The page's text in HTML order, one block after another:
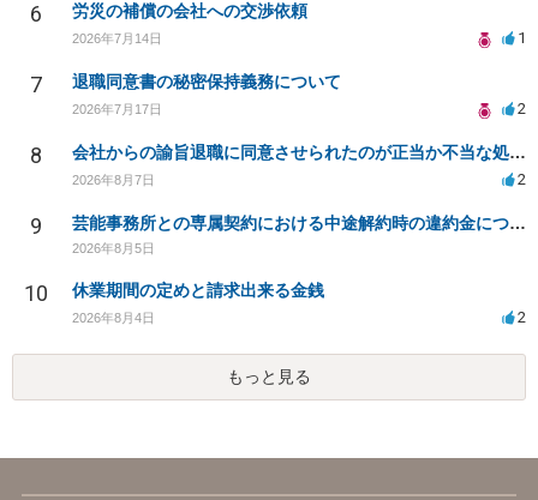
6 労災の補償の会社への交渉依頼
2026年7月14日 1
7 退職同意書の秘密保持義務について
2026年7月17日 2
8 会社からの諭旨退職に同意させられたのが正当か不当な処分かどうか教えてほしい
2026年8月7日 2
9 芸能事務所との専属契約における中途解約時の違約金について相談したいです
2026年8月5日
10 休業期間の定めと請求出来る金銭
2026年8月4日 2
もっと見る